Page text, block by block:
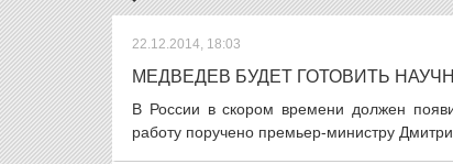
22.12.2014, 18:03
МЕДВЕДЕВ БУДЕТ ГОТОВИТЬ
В России в скором времени должен
работу поручено премьер-министру